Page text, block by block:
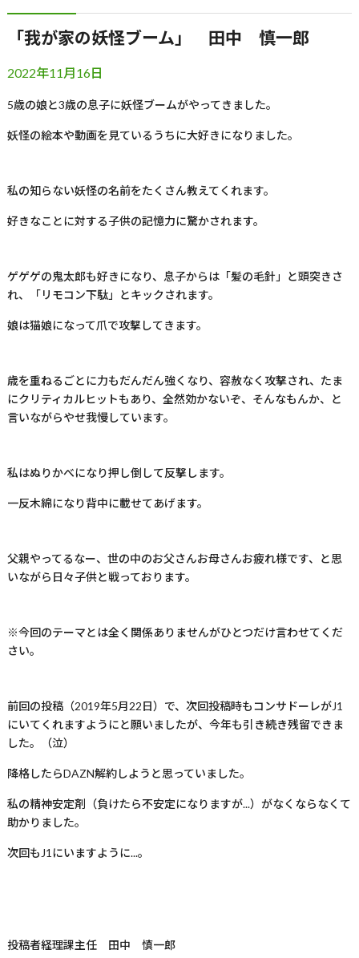
「我が家の妖怪ブーム」 田中 慎一郎
2022年11月16日
5歳の娘と3歳の息子に妖怪ブームがやってきました。
妖怪の絵本や動画を見ているうちに大好きになりました。
私の知らない妖怪の名前をたくさん教えてくれます。
好きなことに対する子供の記憶力に驚かされます。
ゲゲゲの鬼太郎も好きになり、息子からは「髪の毛針」と頭突きさ
れ、「リモコン下駄」とキックされます。
娘は猫娘になって爪で攻撃してきます。
歳を重ねるごとに力もだんだん強くなり、容赦なく攻撃され、たま
にクリティカルヒットもあり、全然効かないぞ、そんなもんか、と
言いながらやせ我慢しています。
私はぬりかべになり押し倒して反撃します。
一反木綿になり背中に載せてあげます。
父親やってるなー、世の中のお父さんお母さんお疲れ様です、と思
いながら日々子供と戦っております。
※今回のテーマとは全く関係ありませんがひとつだけ言わせてくだ
さい。
前回の投稿（2019年5月22日）で、次回投稿時もコンサドーレがJ1
にいてくれますようにと願いましたが、今年も引き続き残留できま
した。（泣）
降格したらDAZN解約しようと思っていました。
私の精神安定剤（負けたら不安定になりますが...）がなくならなくて
助かりました。
次回もJ1にいますように...。
投稿者経理課主任 田中 慎一郎